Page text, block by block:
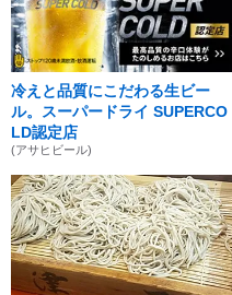
冷えと品質にこだわる生ビー
ル。スーパードライ SUPERCO
LD認定店
(アサヒビール)